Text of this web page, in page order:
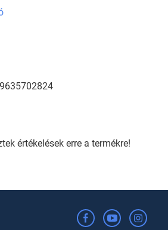
értékelések erre a termékre!